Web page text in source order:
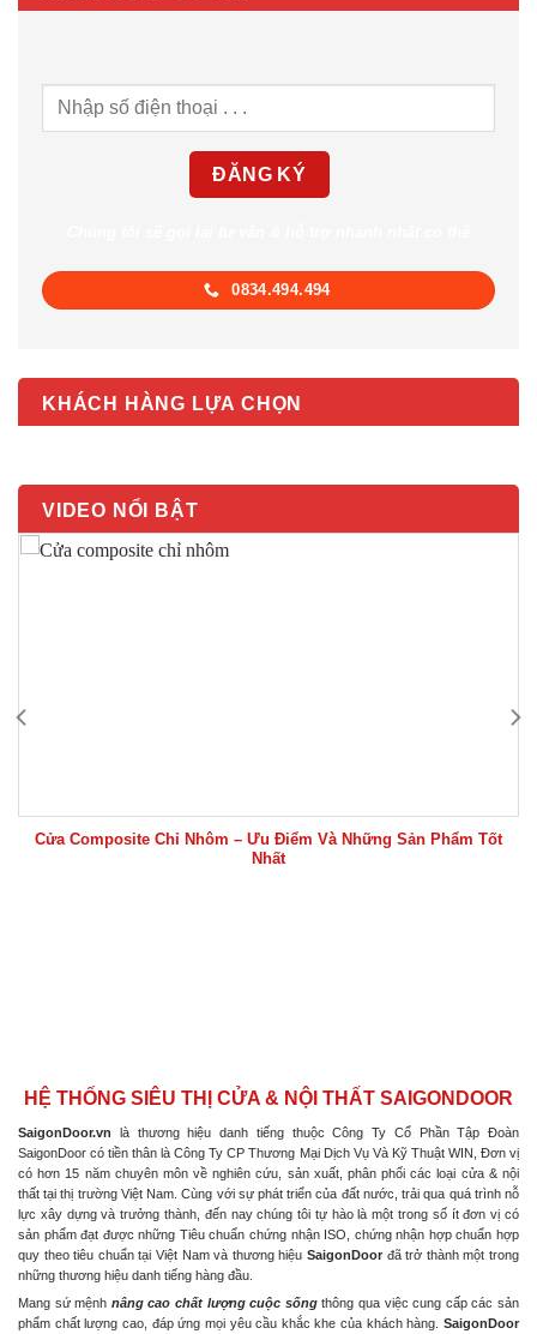
0834.494.494
KHÁCH HÀNG LỰA CHỌN
VIDEO NỔI BẬT
Cửa Composite Chỉ Nhôm – Ưu Điểm Và Những Sản Phẩm Tốt
Nhất
HỆ THỐNG SIÊU THỊ CỬA & NỘI THẤT SAIGONDOOR
SaigonDoor.vn là thương hiệu danh tiếng thuộc Công Ty Cổ Phần Tập Đoàn
SaigonDoor có tiền thân là Công Ty CP Thương Mại Dịch Vụ Và Kỹ Thuật WIN, Đơn vị
có hơn 15 năm chuyên môn về nghiên cứu, sản xuất, phân phối các loại cửa & nội
thất tại thị trường Việt Nam. Cùng với sự phát triển của đất nước, trải qua quá trình nỗ
lực xây dựng và trưởng thành, đến nay chúng tôi tự hào là một trong số ít đơn vị có
sản phẩm đạt được những Tiêu chuẩn chứng nhận ISO, chứng nhận hợp chuẩn hợp
quy theo tiêu chuẩn tại Việt Nam và thương hiệu SaigonDoor đã trở thành một trong
những thương hiệu danh tiếng hàng đầu.
Mang sứ mệnh nâng cao chất lượng cuộc sốngthông qua việc cung cấp các sản
phẩm chất lượng cao, đáp ứng mọi yêu cầu khắc khe của khách hàng. SaigonDoor